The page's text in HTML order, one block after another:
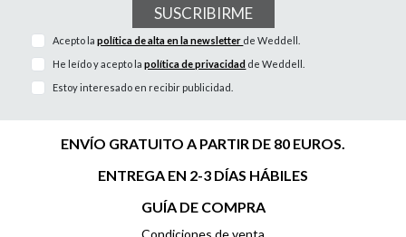
SUSCRIBIRME
Acepto lapolítica de alta en la newsletter de Weddell.
He leído y acepto lapolítica de privacidad de Weddell.
Estoy interesado en recibir publicidad.
ENVÍO GRATUITO A PARTIR DE 80 EUROS.
ENTREGA EN 2-3 DÍAS HÁBILES
GUÍA DE COMPRA
Condiciones de venta